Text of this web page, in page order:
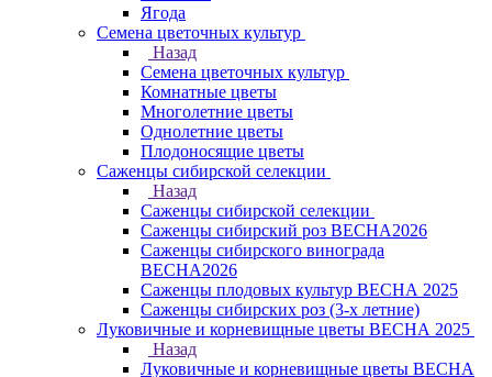
Ягода
Семена цветочных культур
Назад
Семена цветочных культур
Комнатные цветы
Многолетние цветы
Однолетние цветы
Плодоносящие цветы
Саженцы сибирской селекции
Назад
Саженцы сибирской селекции
Саженцы сибирский роз ВЕСНА2026
Саженцы сибирского винограда
ВЕСНА2026
Саженцы плодовых культур ВЕСНА 2025
Саженцы сибирских роз (3-х летние)
Луковичные и корневищные цветы ВЕСНА 2025
Назад
Луковичные и корневищные цветы ВЕСНА